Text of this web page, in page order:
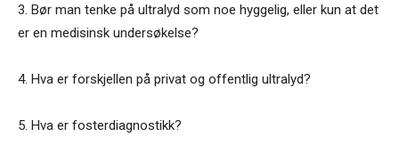
3. Bør man tenke på ultralyd som noe hyggelig, eller kun at det
er en medisinsk undersøkelse?
4. Hva er forskjellen på privat og offentlig ultralyd?
5. Hva er fosterdiagnostikk?